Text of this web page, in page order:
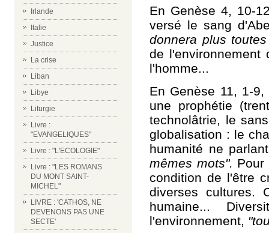
Irlande
Italie
Justice
La crise
Liban
Libye
Liturgie
Livre :
"EVANGELIQUES"
Livre : "L'ECOLOGIE"
Livre : "LES ROMANS
DU MONT SAINT-
MICHEL"
LIVRE : 'CATHOS, NE
DEVENONS PAS UNE
SECTE'
En Genèse 4, 10-
versé le sang
donnera plus
de l'environnement
l'homme...
En Genèse 11, 1-
une prophétie
technolâtrie, le
globalisation : le
humanité ne
mêmes mots". Pour
condition de l'être
diverses cultures.
humaine...
l'environnement,